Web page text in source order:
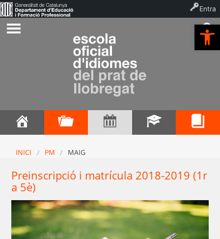
INICI PM MAIG
Preinscripció i matrícula 2018-2019 (1r
a 5è)
Entra